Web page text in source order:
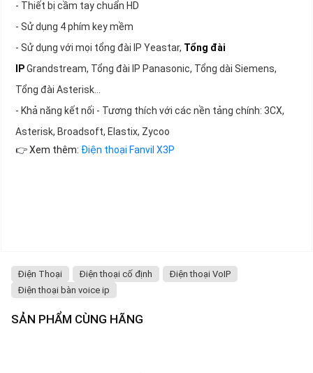
- Thiết bị cầm tay chuẩn HD
- Sử dụng 4 phím key mềm
- Sử dụng với mọi tổng đài IP Yeastar, Tổng đài
IPGrandstream, Tổng đài IP Panasonic, Tổng dài Siemens,
Tổng đài Asterisk...
- Khả năng kết nối - Tương thích với các nền tảng chính: 3CX,
Asterisk, Broadsoft, Elastix, Zycoo
👉 Xem thêm: Điện thoại Fanvil X3P
Điện Thoại Điện thoại cố định
Điện thoại VoIP
Điện thoại bàn voice ip
SẢN PHẨM CÙNG HÃNG